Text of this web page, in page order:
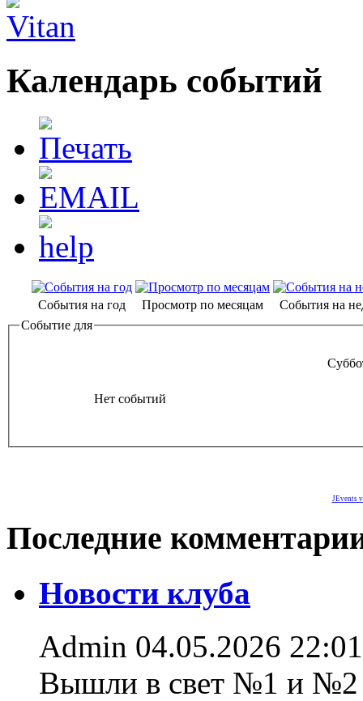
Календарь событий
События на год Просмотр по месяцам
События на
Событие для
Нет событий
JEvents
Последние
Новости клуба
Admin 04.05.2026 22:01
Вышли в свет №1 и №2